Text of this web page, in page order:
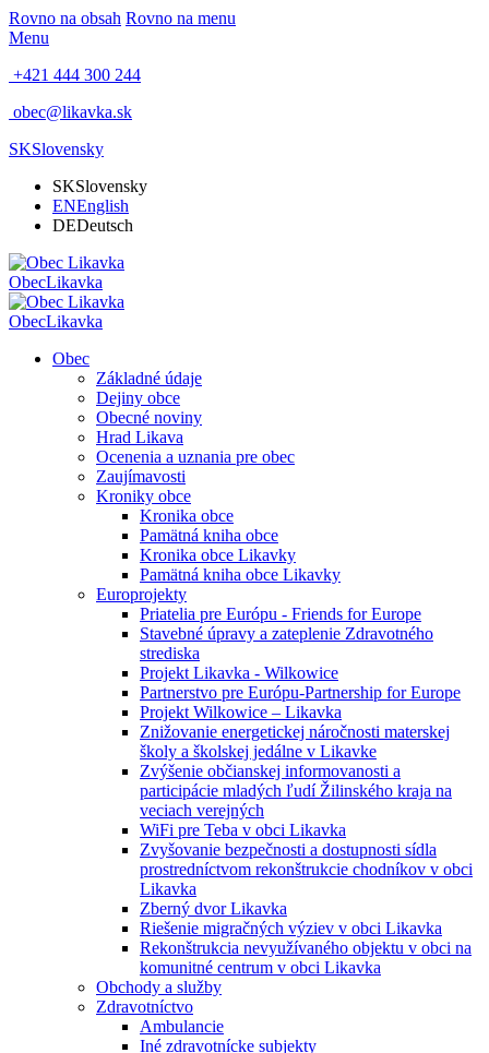
Rovno na obsah Rovno na menu
Menu
+421 444 300 244
obec@likavka.sk
SKSlovensky
SKSlovensky
ENEnglish
DEDeutsch
ObecLikavka
ObecLikavka
Obec
Základné údaje
Dejiny obce
Obecné noviny
Hrad Likava
Ocenenia a uznania pre obec
Zaujímavosti
Kroniky obce
Kronika obce
Pamätná kniha obce
Kronika obce Likavky
Pamätná kniha obce Likavky
Europrojekty
Priatelia pre Európu - Friends for Europe
Stavebné úpravy a zateplenie Zdravotného
strediska
Projekt Likavka - Wilkowice
Partnerstvo pre Európu-Partnership for Europe
Projekt Wilkowice – Likavka
Znižovanie energetickej náročnosti materskej
školy a školskej jedálne v Likavke
Zvýšenie občianskej informovanosti a
participácie mladých ľudí Žilinského kraja na
veciach verejných
WiFi pre Teba v obci Likavka
Zvyšovanie bezpečnosti a dostupnosti sídla
prostredníctvom rekonštrukcie chodníkov v obci
Likavka
Zberný dvor Likavka
Riešenie migračných výziev v obci Likavka
Rekonštrukcia nevyužívaného objektu v obci na
komunitné centrum v obci Likavka
Obchody a služby
Zdravotníctvo
Ambulancie
Iné zdravotnícke subjekty